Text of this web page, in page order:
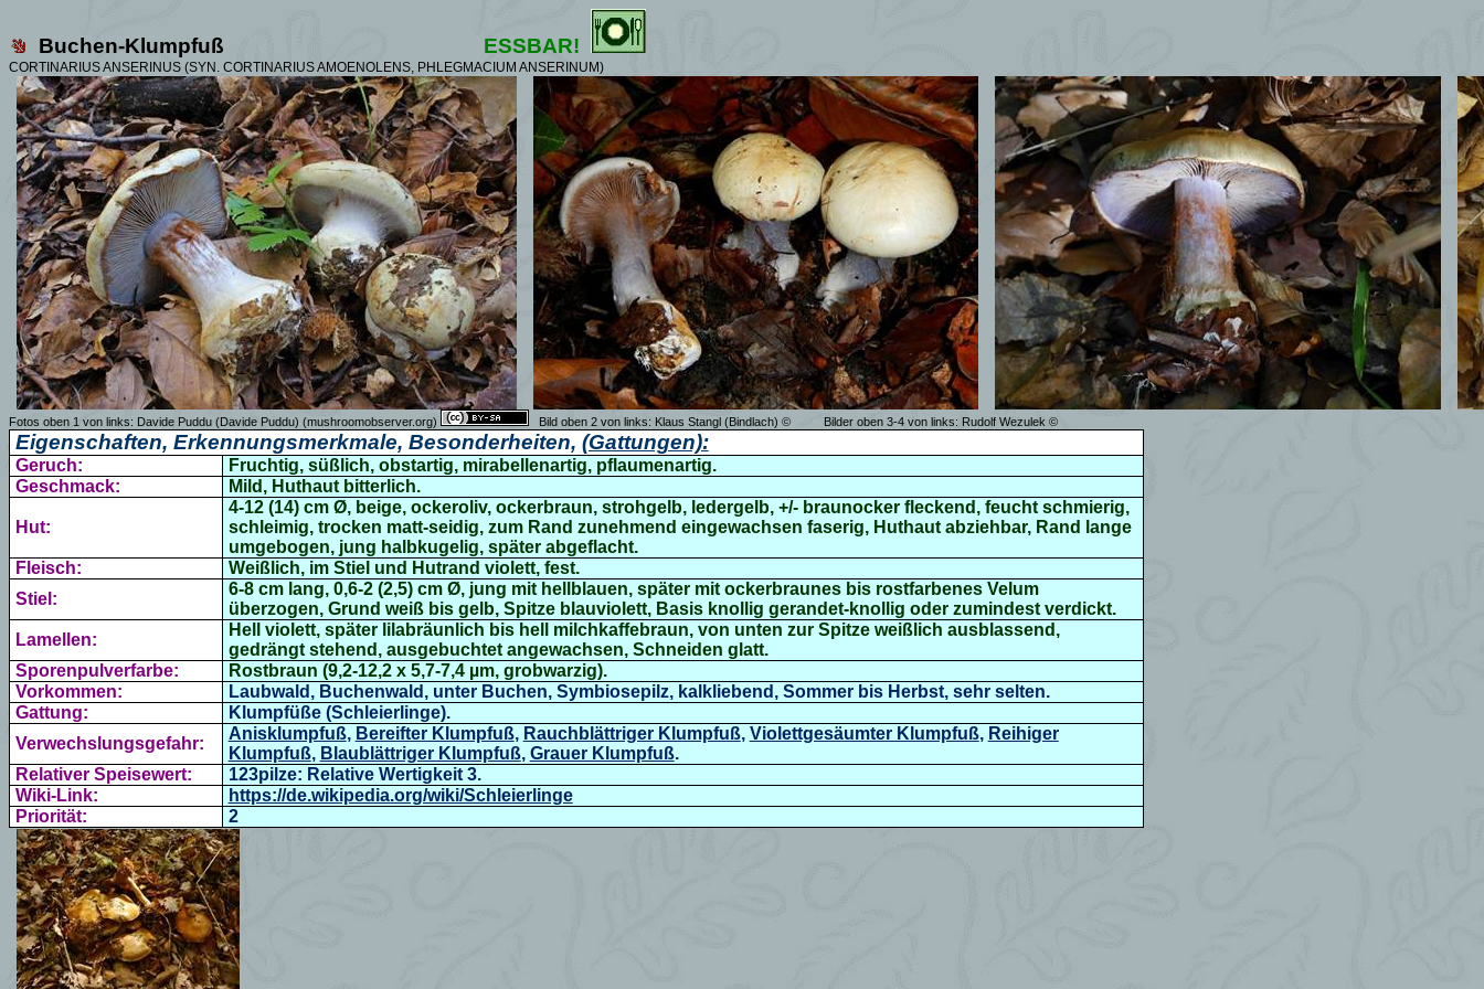
Buchen-Klumpfuß ESSBAR!
CORTINARIUS ANSERINUS (SYN. CORTINARIUS AMOENOLENS, PHLEGMACIUM ANSERINUM)
Fotos oben 1 von links: Davide Puddu (Davide Puddu) (mushroomobserver.org) Bild oben 2 von links: Klaus Stangl (Bindlach) © Bilder oben 3-4 von links: Rudolf Wezulek ©
Eigenschaften, Erkennungsmerkmale, Besonderheiten, (Gattungen):
Geruch:
Fruchtig, süßlich, obstartig, mirabellenartig, pflaumenartig.
Geschmack:
Mild, Huthaut bitterlich.
Hut:
4-12 (14) cm Ø,beige, ockeroliv, ockerbraun, strohgelb, ledergelb, +/- braunocker fleckend, feucht schmierig,
schleimig, trocken matt-seidig, zum Rand zunehmend eingewachsen faserig, Huthaut abziehbar, Rand lange
umgebogen, jung halbkugelig, später abgeflacht.
Fleisch:
Weißlich, im Stiel und Hutrand violett, fest.
Stiel:
6-8 cm lang, 0,6-2 (2,5) cm Ø, jung mit hellblauen, später mit ockerbraunes bis rostfarbenes Velum
überzogen, Grund weiß bis gelb, Spitze blauviolett, Basis knollig gerandet-knollig oder zumindest verdickt.
Lamellen:
Hell violett, später lilabräunlich bis hell milchkaffebraun, von unten zur Spitze weißlich ausblassend,
gedrängt stehend, ausgebuchtet angewachsen, Schneiden glatt.
Sporenpulverfarbe:
Rostbraun (9,2-12,2 x 5,7-7,4 µm, grobwarzig).
Vorkommen:
Laubwald, Buchenwald, unter Buchen, Symbiosepilz, kalkliebend, Sommer bis Herbst, sehr selten.
Gattung:
Klumpfüße (Schleierlinge).
Verwechslungsgefahr:
Anisklumpfuß, Bereifter Klumpfuß, Rauchblättriger Klumpfuß, Violettgesäumter Klumpfuß, Reihiger
Klumpfuß, Blaublättriger Klumpfuß, Grauer Klumpfuß.
Relativer Speisewert:
123pilze: Relative Wertigkeit 3.
Wiki-Link:
https://de.wikipedia.org/wiki/Schleierlinge
Priorität:
2